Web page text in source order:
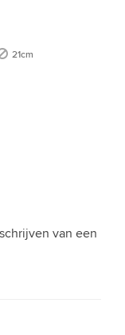
21cm
van een